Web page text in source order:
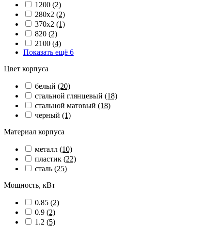
1200 (2)
280х2 (2)
370х2 (1)
820 (2)
2100 (4)
Показать ещё 6
Цвет корпуса
белый (20)
стальной глянцевый (18)
стальной матовый (18)
черный (1)
Материал корпуса
металл (10)
пластик (22)
сталь (25)
Мощность, кВт
0.85 (2)
0.9 (2)
1.2 (5)